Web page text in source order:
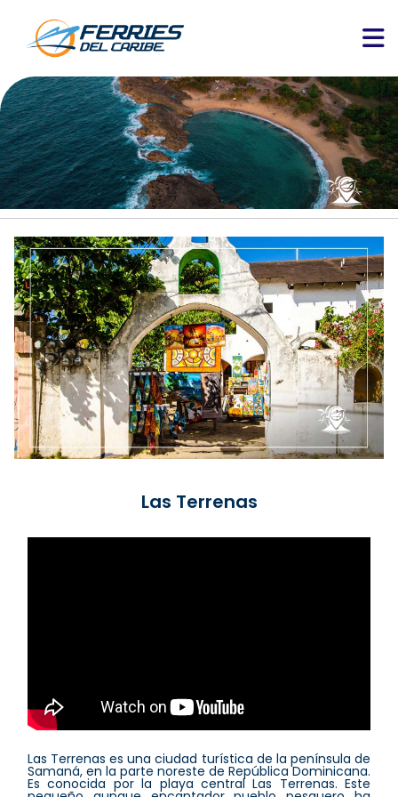
Las Terrenas
Las Terrenas es una ciudad turística de la península de
Samaná, en la parte noreste de República Dominicana.
Es conocida por la playa central Las Terrenas. Este